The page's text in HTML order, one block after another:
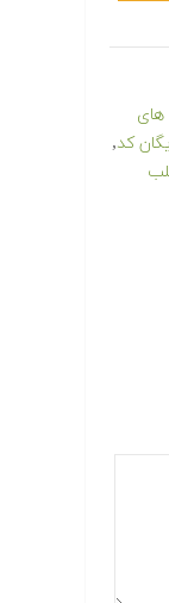
های
کد,